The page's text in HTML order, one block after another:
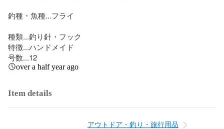
釣種・魚種...フライ
種類...釣り針・フック
特徴...ハンドメイド
号数...12
over a half year ago
Item details
アウトドア・釣り・旅行用品